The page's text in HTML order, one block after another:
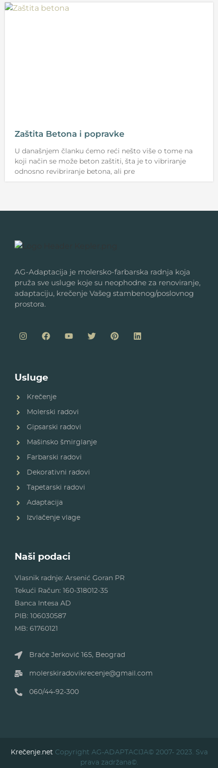
Zaštita Betona i popravke
U današnjem članku ćemo reći nešto više o tome na
koji način se može beton zaštiti, šta je to vibriranje
odnosno revibriranje betona, ali pre
AG-Adaptacija je molersko-farbarska radnja koja
pruža sve usluge koje su neophodne za renoviranje,
adaptaciju, krečenje Vašeg stambenog/poslovnog
prostora.
Usluge
Krečenje
Molerski radovi
Gipsarski radovi
Mašinsko šmirglanje
Farbarski radovi
Dekorativni radovi
Tapetarski radovi
Adaptacija
Izvlačenje vlage
Naši podaci
Vlasnik radnje: Arsenić Goran PR
Tekući Račun: 160-318012-35
Banca Intesa AD
PIB: 106030587
MB: 61760121
Braće Jerković 165, Beograd
molerskiradovikrecenje@gmail.com
060/44-92-300
Krečenje.net Copyright AG-ADAPTACIJA© 2007- 2023. Sva
prava zadržana©.